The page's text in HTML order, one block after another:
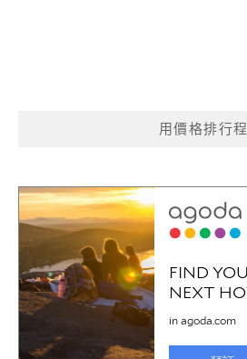
用價格排行程